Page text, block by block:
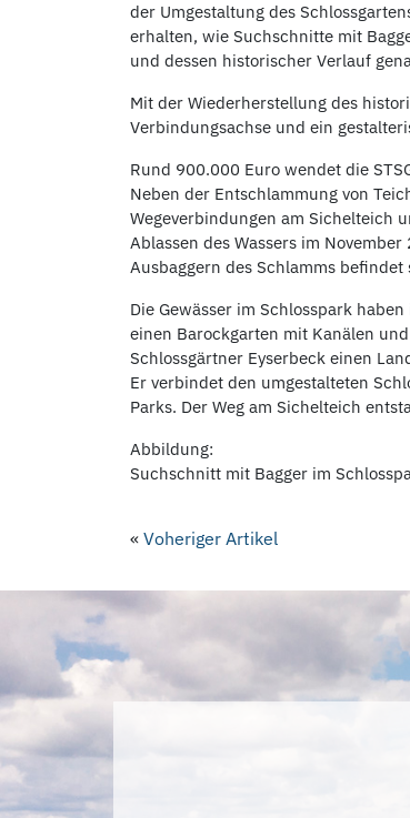
der Umgestaltung des
erhalten, wie Suchschnitte mit
und dessen historischer Verlauf
Mit der Wiederherstellung des
Verbindungsachse und ein
Rund 900.000 Euro wendet die
Neben der Entschlammung von
Wegeverbindungen am Sichelteich
Ablassen des Wassers im
Ausbaggern des Schlamms
Die Gewässer im Schlosspark
einen Barockgarten mit Kanälen
Schlossgärtner Eyserbeck einen
Er verbindet den umgestalteten
Parks. Der Weg am Sichelteich
Abbildung:
Suchschnitt mit Bagger im
« Voheriger Artikel